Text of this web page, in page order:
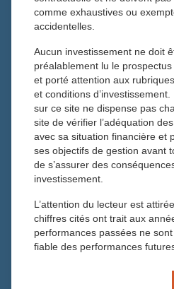
Actualités
BFM BUSINESS TV –
10 juillet 2026 —
~1 min de
Xavier Milvaux
https://tiepolo.fr/wp-content/
comme exhaustives ou
accidentelles.
Aucun investissement ne doit
préalablement lu le
et porté attention aux
et conditions d’investissement.
sur ce site ne dispense pas
site de vérifier l’adéquation
avec sa situation financière et
ses objectifs de gestion avant
de s’assurer des
investissement.
L’attention du lecteur est
chiffres cités ont trait aux
performances passées ne
fiable des performances